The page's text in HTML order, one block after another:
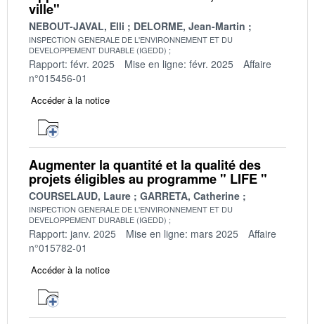
ville"
NEBOUT-JAVAL, Elli DELORME, Jean-Martin
INSPECTION GENERALE DE L'ENVIRONNEMENT ET DU
DEVELOPPEMENT DURABLE (IGEDD)
Rapport: févr. 2025 Mise en ligne: févr. 2025
Affaire
n°015456-01
Accéder à la notice
Augmenter la quantité et la qualité des
projets éligibles au programme " LIFE "
COURSELAUD, Laure GARRETA, Catherine
INSPECTION GENERALE DE L'ENVIRONNEMENT ET DU
DEVELOPPEMENT DURABLE (IGEDD)
Rapport: janv. 2025 Mise en ligne: mars 2025
Affaire
n°015782-01
Accéder à la notice